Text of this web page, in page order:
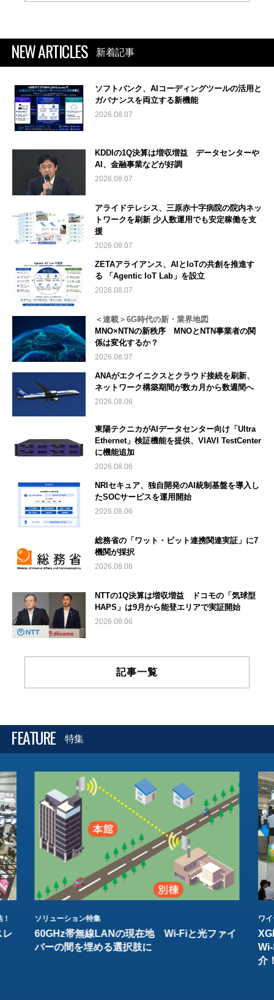
NEW ARTICLES 新着記事
ソフトバンク、AIコーディングツールの活用と
ガバナンスを両立する新機能
2026.08.07
KDDIの1Q決算は増収増益 データセンターや
AI、金融事業などが好調
2026.08.07
アライドテレシス、三原赤十字病院の院内ネッ
トワークを刷新 少人数運用でも安定稼働を支
援
2026.08.07
ZETAアライアンス、AIとIoTの共創を推進す
る 「Agentic IoT Lab」を設立
2026.08.07
＜連載＞6G時代の新・業界地図
MNO×NTNの新秩序 MNOとNTN事業者の関
係は変化するか？
2026.08.07
ANAがエクイニクスとクラウド接続を刷新、
ネットワーク構築期間が数カ月から数週間へ
2026.08.06
東陽テクニカがAIデータセンター向け「Ultra
Ethernet」検証機能を提供、VIAVI TestCenter
に機能追加
2026.08.06
NRIセキュア、独自開発のAI統制基盤を導入し
たSOCサービスを運用開始
2026.08.06
総務省の「ワット・ビット連携関連実証」に7
機関が採択
2026.08.06
NTTの1Q決算は増収増益 ドコモの「気球型
HAPS」は9月から能登エリアで実証開始
2026.08.06
記事一覧
FEATURE 特集
レ
ソリューション特集
60GHz帯無線LANの現在地 Wi-Fiと光ファイ
バーの間を埋める選択肢に
ワ
介